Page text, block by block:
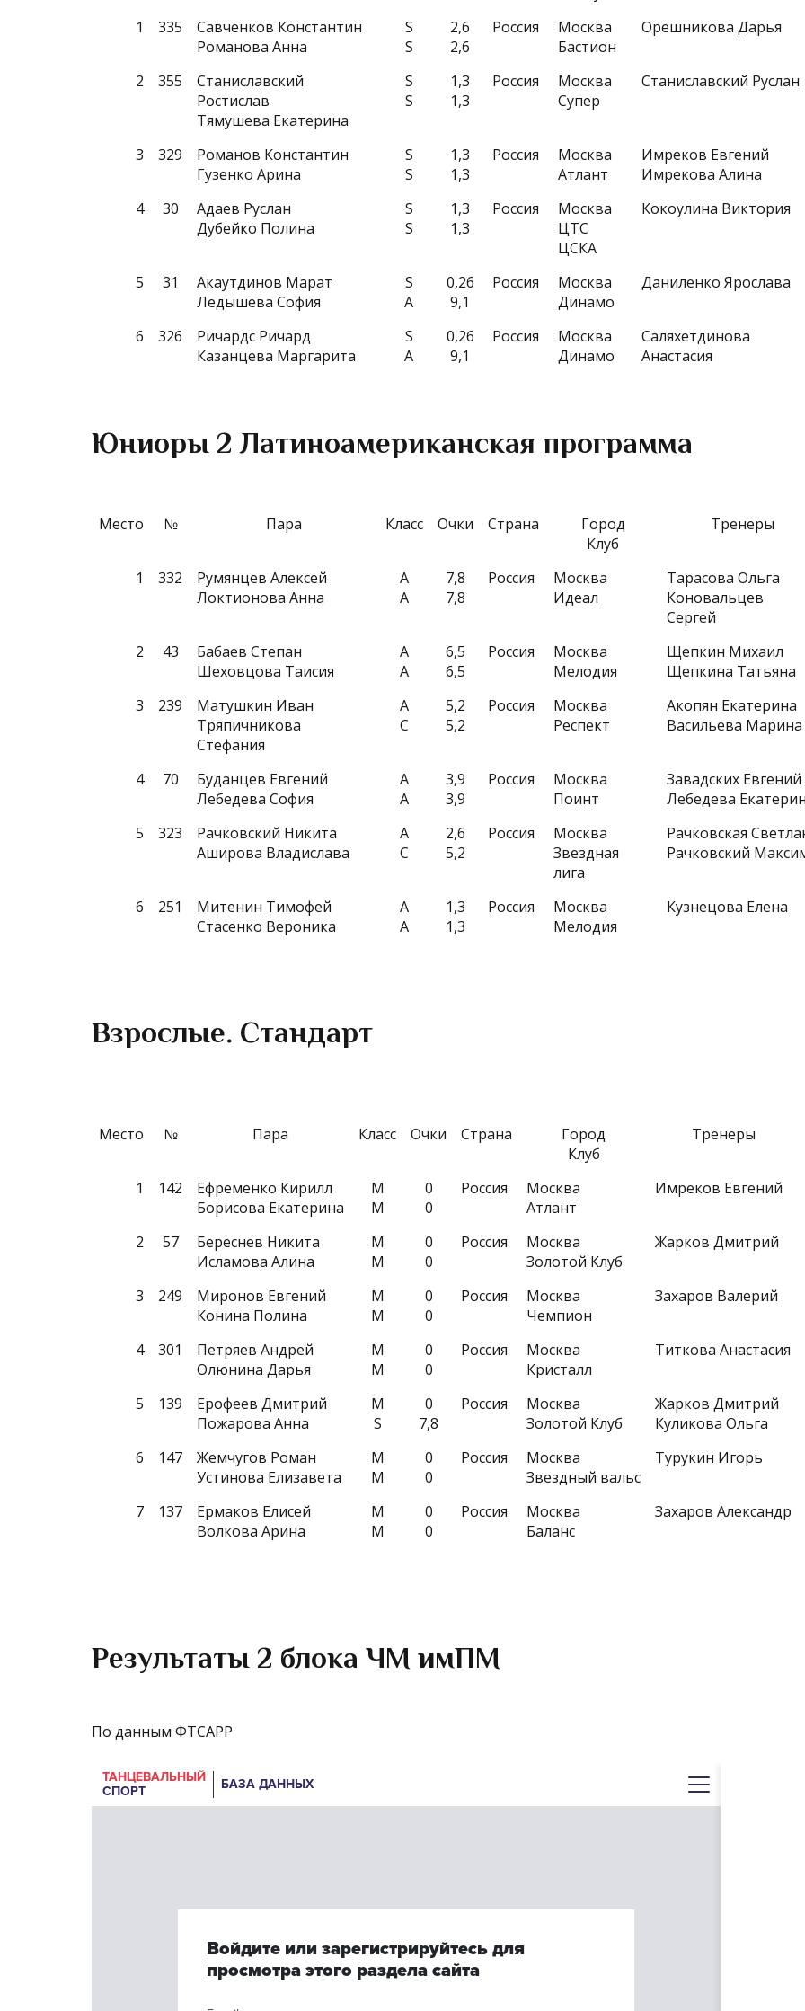
1 335
Савченков Константин
Романова Анна
S
S
2,6
2,6
Россия
Москва
Бастион
Орешникова Дарья
2 355
Станиславский
Ростислав
Тямушева Екатерина
S
S
1,3
1,3
Россия
Москва
Супер
Станиславский Руслан
3 329
Романов Константин
Гузенко Арина
S
S
1,3
1,3
Россия
Москва
Атлант
Имреков Евгений
Имрекова Алина
4
30
Адаев Руслан
Дубейко Полина
S
S
1,3
1,3
Россия
Москва
ЦТС
ЦСКА
Кокоулина Виктория
5 31
Акаутдинов Марат
Ледышева София
S
A
0,26
9,1
Россия
Москва
Динамо
Даниленко Ярослава
6 326
Ричардс Ричард
Казанцева Маргарита
S
A
0,26
9,1
Россия
Москва
Динамо
Саляхетдинова
Анастасия
Юниоры 2 Латиноамериканская программа
Место № Пара Класс Очки Страна
Город
Клуб
Тренеры
1 332
Румянцев Алексей
Локтионова Анна
A
A
7,8
7,8
Россия
Москва
Идеал
Тарасова Ольга
Коновальцев
Сергей
2
43
Бабаев Степан
Шеховцова Таисия
A
A
6,5
6,5
Россия
Москва
Мелодия
Щепкин Михаил
Щепкина Татьяна
3
239
Матушкин Иван
Тряпичникова
Стефания
A
C
5,2
5,2
Россия
Москва
Респект
Акопян Екатерина
Васильева Марина
4 70
Буданцев Евгений
Лебедева София
A
A
3,9
3,9
Россия
Москва
Поинт
Завадских Евгений
Лебедева
5
323
Рачковский Никита
Аширова Владислава
A
C
2,6
5,2
Россия
Москва
Звездная
лига
Рачковская
Рачковский
6 251
Митенин Тимофей
Стасенко Вероника
A
A
1,3
1,3
Россия
Москва
Мелодия
Кузнецова Елена
Взрослые. Стандарт
Место № Пара Класс Очки Страна
Город
Клуб
Тренеры
1 142
Ефременко Кирилл
Борисова Екатерина
M
M
0
0
Россия
Москва
Атлант
Имреков Евгений
2 57
Береснев Никита
Исламова Алина
M
M
0
0
Россия
Москва
Золотой Клуб
Жарков Дмитрий
3 249
Миронов Евгений
Конина Полина
M
M
0
0
Россия
Москва
Чемпион
Захаров Валерий
4 301
Петряев Андрей
Олюнина Дарья
M
M
0
0
Россия
Москва
Кристалл
Титкова Анастасия
5 139
Ерофеев Дмитрий
Пожарова Анна
M
S
0
7,8
Россия
Москва
Золотой Клуб
Жарков Дмитрий
Куликова Ольга
6
147
Жемчугов Роман
Устинова Елизавета
M
M
0
0
Россия
Москва
Звездный вальс
Турукин Игорь
7 137
Ермаков Елисей
Волкова Арина
M
M
0
0
Россия
Москва
Баланс
Захаров Александр
Результаты 2 блока ЧМ имПМ
По данным ФТСАРР